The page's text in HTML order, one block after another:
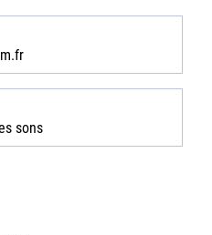
sons